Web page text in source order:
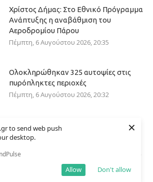
to send web push
desktop.
Don't allow
Allow
×
Χρίστος Δήμας: Στο Εθνικό Πρόγραμμα
Ανάπτυξης η αναβάθμιση του
Αεροδρομίου Πάρου
Πέμπτη, 6 Αυγούστου 2026, 20:35
Ολοκληρώθηκαν 325 αυτοψίες στις
πυρόπληκτες περιοχές
Πέμπτη, 6 Αυγούστου 2026, 20:32
Η AEGEAN εξυπηρέτησε για πρώτη
φορά περισσοτέρους από 2
εκατομμύρια επιβάτες τον μήνα Ιούλιο
Πέμπτη, 6 Αυγούστου 2026, 18:51